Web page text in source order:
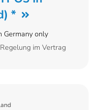
*
im Vertrag
Germany only